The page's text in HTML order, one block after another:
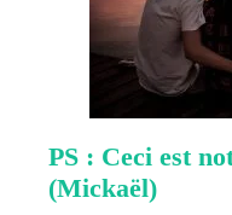
PS : Ceci est
(Mickaël)